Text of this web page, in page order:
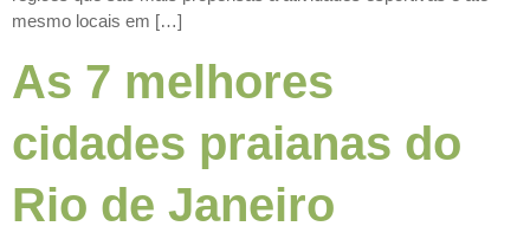
mesmo locais em […]
As 7 melhores
cidades praianas do
Rio de Janeiro